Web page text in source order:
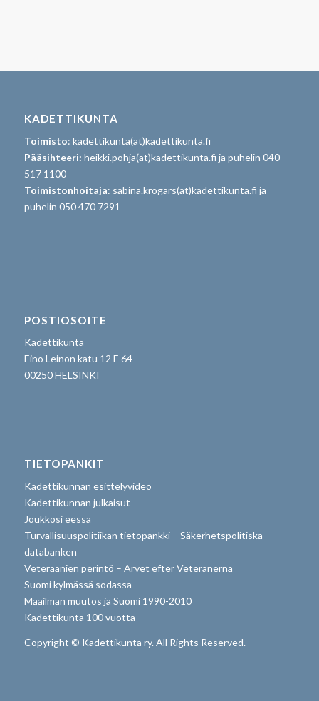
KADETTIKUNTA
Toimisto: kadettikunta(at)kadettikunta.fi
Pääsihteeri: heikki.pohja(at)kadettikunta.fi ja puhelin 040
517 1100
Toimistonhoitaja: sabina.krogars(at)kadettikunta.fi ja
puhelin 050 470 7291
POSTIOSOITE
Kadettikunta
Eino Leinon katu 12 E 64
00250 HELSINKI
TIETOPANKIT
Kadettikunnan esittelyvideo
Kadettikunnan julkaisut
Joukkosi eessä
Turvallisuuspolitiikan tietopankki – Säkerhetspolitiska
databanken
Veteraanien perintö – Arvet efter Veteranerna
Suomi kylmässä sodassa
Maailman muutos ja Suomi 1990-2010
Kadettikunta 100 vuotta
Copyright © Kadettikunta ry. All Rights Reserved.